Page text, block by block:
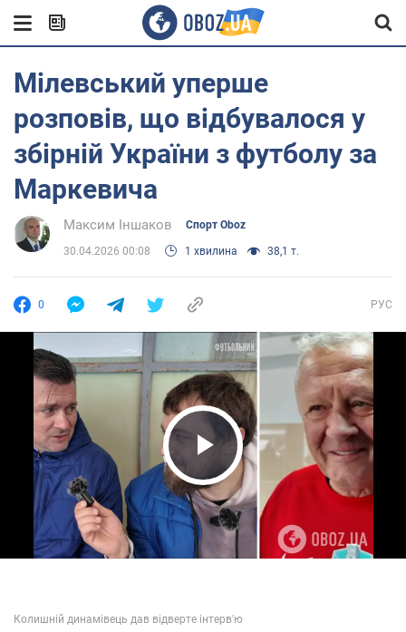
Мілевський уперше
розповів, що відбувалося у
збірній України з футболу за
Маркевича
Максим Іншаков Спорт Oboz
30.04.2026 00:08 1 хвилина 38,1 т.
0 РУС
Play Video